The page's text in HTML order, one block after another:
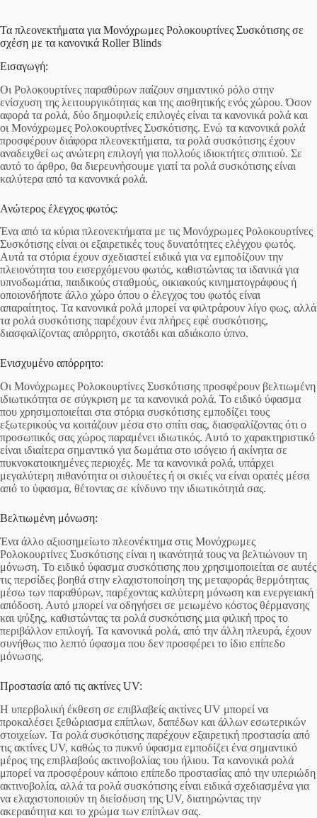
Τα πλεονεκτήματα για Μονόχρωμες Ρολοκουρτίνες Συσκότισης σε
σχέση με τα κανονικά Roller Blinds
Εισαγωγή:
Οι Ρολοκουρτίνες παραθύρων παίζουν σημαντικό ρόλο στην
ενίσχυση της λειτουργικότητας και της αισθητικής ενός χώρου. Όσον
αφορά τα ρολά, δύο δημοφιλείς επιλογές είναι τα κανονικά ρολά και
οι Μονόχρωμες Ρολοκουρτίνες Συσκότισης. Ενώ τα κανονικά ρολά
προσφέρουν διάφορα πλεονεκτήματα, τα ρολά συσκότισης έχουν
αναδειχθεί ως ανώτερη επιλογή για πολλούς ιδιοκτήτες σπιτιού. Σε
αυτό το άρθρο, θα διερευνήσουμε γιατί τα ρολά συσκότισης είναι
καλύτερα από τα κανονικά ρολά.
Ανώτερος έλεγχος φωτός:
Ένα από τα κύρια πλεονεκτήματα με τις Μονόχρωμες Ρολοκουρτίνες
Συσκότισης είναι οι εξαιρετικές τους δυνατότητες ελέγχου φωτός.
Αυτά τα στόρια έχουν σχεδιαστεί ειδικά για να εμποδίζουν την
πλειονότητα του εισερχόμενου φωτός, καθιστώντας τα ιδανικά για
υπνοδωμάτια, παιδικούς σταθμούς, οικιακούς κινηματογράφους ή
οποιονδήποτε άλλο χώρο όπου ο έλεγχος του φωτός είναι
απαραίτητος. Τα κανονικά ρολά μπορεί να φιλτράρουν λίγο φως, αλλά
τα ρολά συσκότισης παρέχουν ένα πλήρες εφέ συσκότισης,
διασφαλίζοντας απόρρητο, σκοτάδι και αδιάκοπο ύπνο.
Ενισχυμένο απόρρητο:
Οι Μονόχρωμες Ρολοκουρτίνες Συσκότισης προσφέρουν βελτιωμένη
ιδιωτικότητα σε σύγκριση με τα κανονικά ρολά. Το ειδικό ύφασμα
που χρησιμοποιείται στα στόρια συσκότισης εμποδίζει τους
εξωτερικούς να κοιτάζουν μέσα στο σπίτι σας, διασφαλίζοντας ότι ο
προσωπικός σας χώρος παραμένει ιδιωτικός. Αυτό το χαρακτηριστικό
είναι ιδιαίτερα σημαντικό για δωμάτια στο ισόγειο ή ακίνητα σε
πυκνοκατοικημένες περιοχές. Με τα κανονικά ρολά, υπάρχει
μεγαλύτερη πιθανότητα οι σιλουέτες ή οι σκιές να είναι ορατές μέσα
από το ύφασμα, θέτοντας σε κίνδυνο την ιδιωτικότητά σας.
Βελτιωμένη μόνωση:
Ένα άλλο αξιοσημείωτο πλεονέκτημα στις Μονόχρωμες
Ρολοκουρτίνες Συσκότισης είναι η ικανότητά τους να βελτιώνουν τη
μόνωση. Το ειδικό ύφασμα συσκότισης που χρησιμοποιείται σε αυτές
τις περσίδες βοηθά στην ελαχιστοποίηση της μεταφοράς θερμότητας
μέσω των παραθύρων, παρέχοντας καλύτερη μόνωση και ενεργειακή
απόδοση. Αυτό μπορεί να οδηγήσει σε μειωμένο κόστος θέρμανσης
και ψύξης, καθιστώντας τα ρολά συσκότισης μια φιλική προς το
περιβάλλον επιλογή. Τα κανονικά ρολά, από την άλλη πλευρά, έχουν
συνήθως πιο λεπτό ύφασμα που δεν προσφέρει το ίδιο επίπεδο
μόνωσης.
Προστασία από τις ακτίνες UV:
Η υπερβολική έκθεση σε επιβλαβείς ακτίνες UV μπορεί να
προκαλέσει ξεθώριασμα επίπλων, δαπέδων και άλλων εσωτερικών
στοιχείων. Τα ρολά συσκότισης παρέχουν εξαιρετική προστασία από
τις ακτίνες UV, καθώς το πυκνό ύφασμα εμποδίζει ένα σημαντικό
μέρος της επιβλαβούς ακτινοβολίας του ήλιου. Τα κανονικά ρολά
μπορεί να προσφέρουν κάποιο επίπεδο προστασίας από την υπεριώδη
ακτινοβολία, αλλά τα ρολά συσκότισης είναι ειδικά σχεδιασμένα για
να ελαχιστοποιούν τη διείσδυση της UV, διατηρώντας την
ακεραιότητα και το χρώμα των επίπλων σας.